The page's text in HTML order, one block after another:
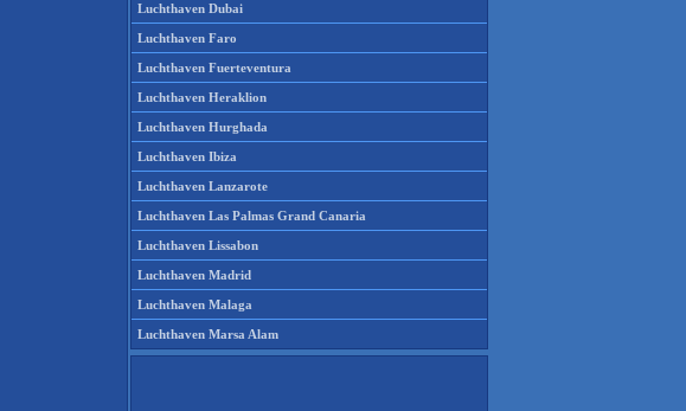
Luchthaven Dubai
Luchthaven Faro
Luchthaven Fuerteventura
Luchthaven Heraklion
Luchthaven Hurghada
Luchthaven Ibiza
Luchthaven Lanzarote
Luchthaven Las Palmas Grand Canaria
Luchthaven Lissabon
Luchthaven Madrid
Luchthaven Malaga
Luchthaven Marsa Alam